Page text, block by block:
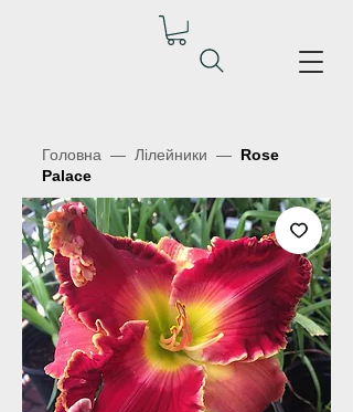
Головна — Лілейники — Rose
Palace